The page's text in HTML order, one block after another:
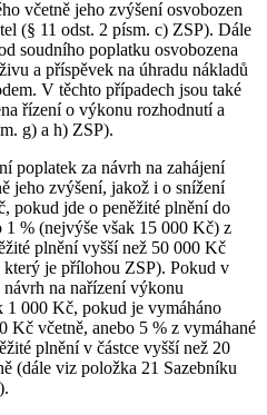
včetně jeho zvýšení osvobozen
(§ 11 odst. 2 písm. c) ZSP). Dále
soudního poplatku osvobozena
a příspěvek na úhradu nákladů
V těchto případech jsou také
řízení o výkonu rozhodnutí a
g) a h) ZSP).
poplatek za návrh na zahájení
jeho zvýšení, jakož i o snížení
pokud jde o peněžité plnění do
1 % (nejvýše však 15 000 Kč) z
plnění vyšší než 50 000 Kč
je přílohou ZSP). Pokud v
na nařízení výkonu
1 000 Kč, pokud je vymáháno
Kč včetně, anebo 5 % z vymáhané
plnění v částce vyšší než 20
(dále viz položka 21 Sazebníku